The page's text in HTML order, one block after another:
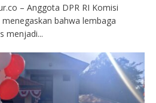
– Anggota DPR RI Komisi
bahwa lembaga
menjadi...